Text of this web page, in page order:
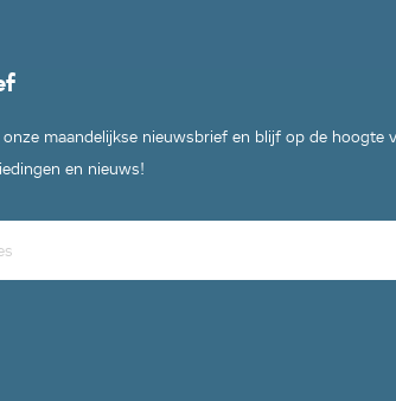
maandelijkse nieuwsbrief en blijf op de hoogte
en nieuws!